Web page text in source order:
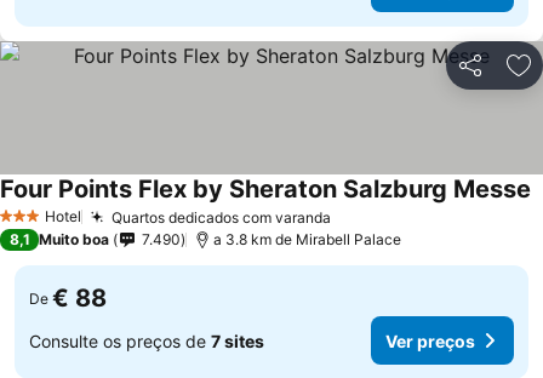
Partilhar
3 EstrelasHotel Quartos dedicados com varanda
Four Points Flex by Sheraton Salzburg Messe
8,1 Muito boa 7.490 a 3.8 km de Mirabell Palace
De € 88
Consulte os preços de 7 sites Ver preços